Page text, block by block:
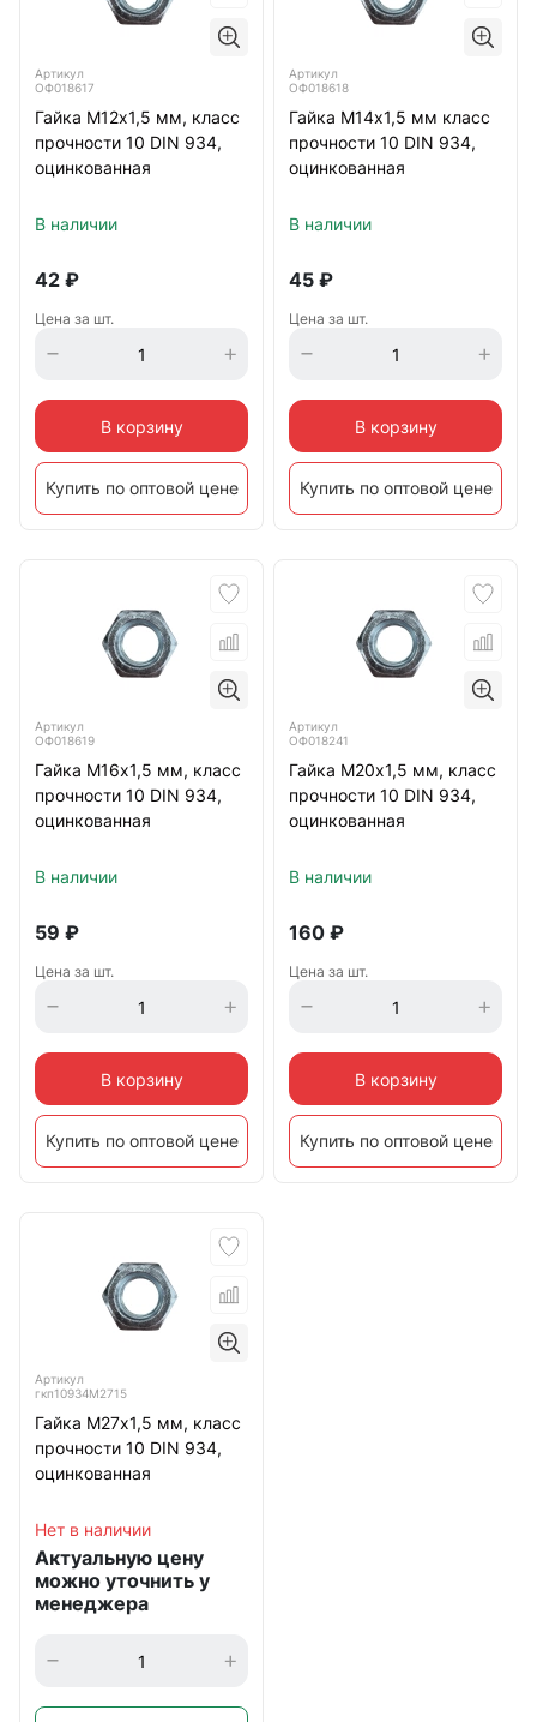
Артикул
ОФ018617
Гайка М12х1,5 мм, класс
прочности 10 DIN 934,
оцинкованная
В наличии
42 ₽
Цена за шт.
В корзину
Купить по оптовой цене
Артикул
ОФ018618
Гайка М14х1,5 мм класс
прочности 10 DIN 934,
оцинкованная
В наличии
45 ₽
Цена за шт.
В корзину
Купить по оптовой цене
Артикул
ОФ018619
Гайка М16х1,5 мм, класс
прочности 10 DIN 934,
оцинкованная
В наличии
59 ₽
Цена за шт.
В корзину
Купить по оптовой цене
Артикул
ОФ018241
Гайка М20х1,5 мм, класс
прочности 10 DIN 934,
оцинкованная
В наличии
160 ₽
Цена за шт.
В корзину
Купить по оптовой цене
Артикул
гкп10934М2715
Гайка М27х1,5 мм, класс
прочности 10 DIN 934,
оцинкованная
Нет в наличии
Актуальную цену
можно уточнить у
менеджера